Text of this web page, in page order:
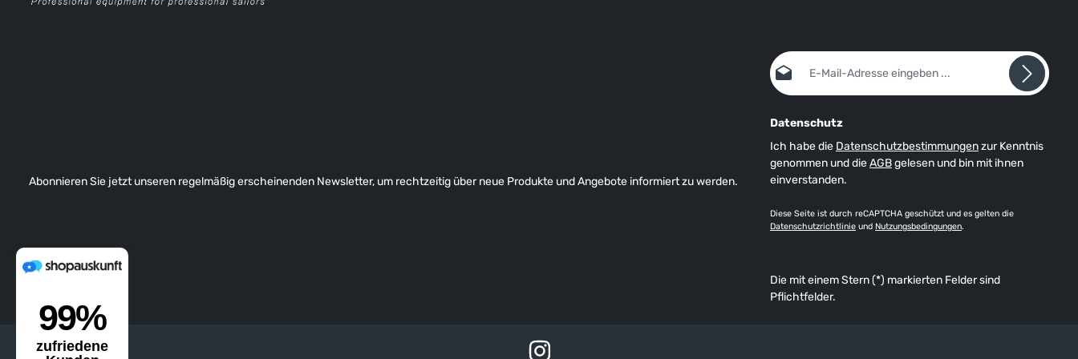
Abonnieren Sie jetzt unseren regelmäßig erscheinenden Newsletter, um rechtzeitig über neue Produkte und Angebote informiert zu werden.
E-Mail-Adresse*
Datenschutz
Ich habe die Datenschutzbestimmungenzur Kenntnis
genommen und dieAGBgelesen und bin mit ihnen
einverstanden.
Diese Seite ist durch reCAPTCHA geschützt und es gelten die
Datenschutzrichtlinie und Nutzungsbedingungen.
Die mit einem Stern (*) markierten Felder sind
Pflichtfelder.